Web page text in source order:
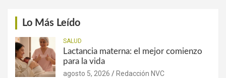
Lo Más Leído
SALUD
Lactancia materna: el mejor comienzo
para la vida
agosto 5, 2026 Redacción NVC